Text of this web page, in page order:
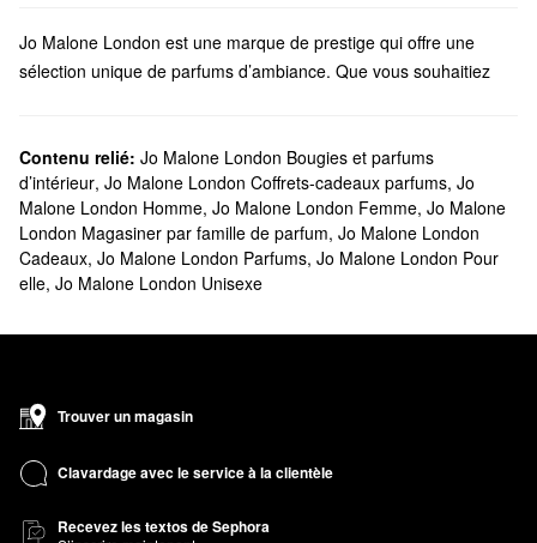
Jo Malone London est une marque de prestige qui offre une
sélection unique de parfums d’ambiance. Que vous souhaitiez
les préférences.
Sephora offre-t-elle des produits Jo Malone London?
Nous offrons de nombreux produits Jo Malone London chez
Sephora. À la recherche de ce qui deviendra votre nouveau
parfum préféré? Notre gamme déborde deparfumsfrais, de
parfums floraux, d’options chaleureuses et épicées, et plus
encore. Vous cherchez une eau de Cologne? Vous trouverez ce
chandelles et parfum d’ambiance
coup d’œil à leur assortiment de diffuseurs élégants.
Jo Malone London?
Contenu relié: Jo Malone London Bougies et parfums
d’intérieur, Jo Malone London Coffrets-cadeaux parfums, Jo
Malone London Homme, Jo Malone London Femme, Jo Malone
London Magasiner par famille de parfum, Jo Malone London
Cadeaux, Jo Malone London Parfums, Jo Malone London Pour
elle, Jo Malone London Unisexe
Trouver un magasin
Clavardage avec le service à la clientèle
Recevez les textos de Sephora